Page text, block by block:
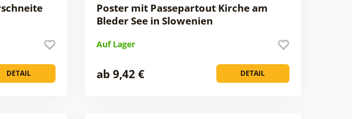
DETAIL
Poster mit Passepartout Kirche am
Bleder See in Slowenien
Auf Lager
DETAIL
ab 9,42 €